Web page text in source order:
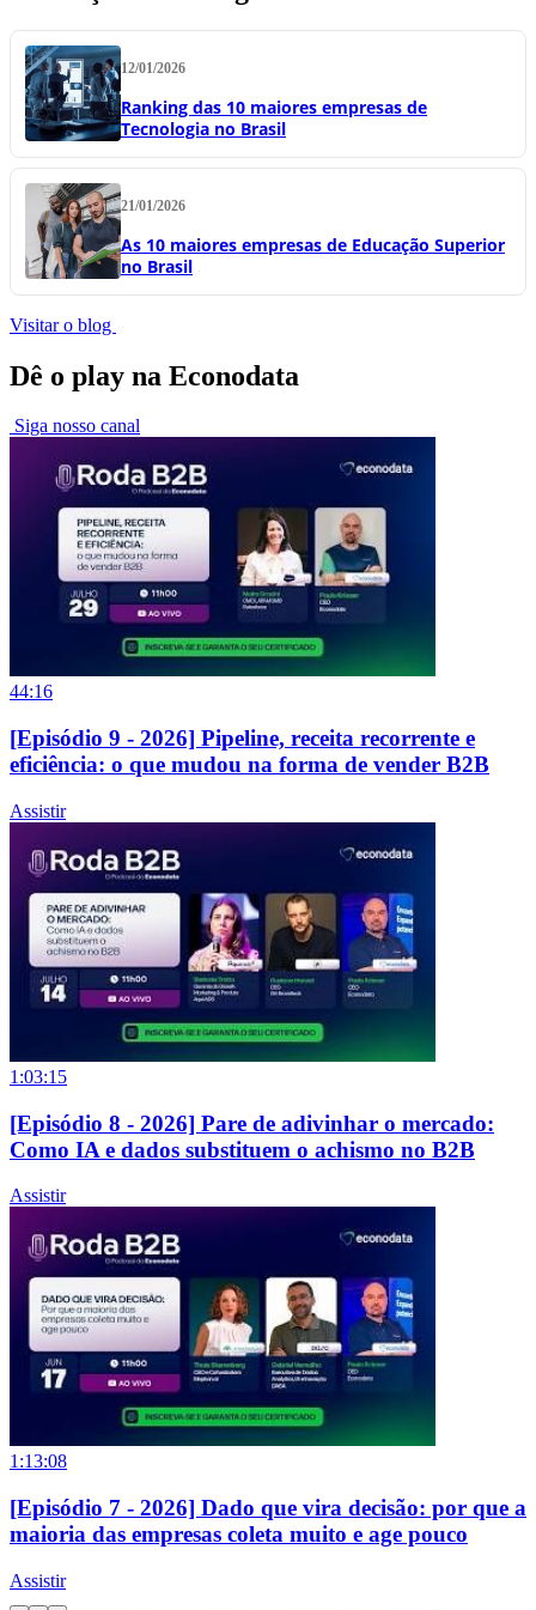
12/01/2026
Ranking das 10 maiores empresas de
Tecnologia no Brasil
21/01/2026
As 10 maiores empresas de Educação Superior
no Brasil
Visitar o blog
Dê o play na Econodata
Siga nosso canal
44:16
[Episódio 9 - 2026] Pipeline, receita recorrente e
eficiência: o que mudou na forma de vender B2B
Assistir
1:03:15
[Episódio 8 - 2026] Pare de adivinhar o mercado:
Como IA e dados substituem o achismo no B2B
Assistir
1:13:08
[Episódio 7 - 2026] Dado que vira decisão: por que a
maioria das empresas coleta muito e age pouco
Assistir